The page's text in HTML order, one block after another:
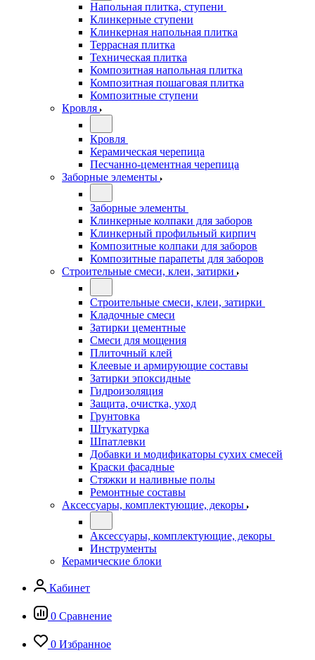
Напольная плитка, ступени
Клинкерные ступени
Клинкерная напольная плитка
Террасная плитка
Техническая плитка
Композитная напольная плитка
Композитная пошаговая плитка
Композитные ступени
Кровля
Кровля
Керамическая черепица
Песчанно-цементная черепица
Заборные элементы
Заборные элементы
Клинкерные колпаки для заборов
Клинкерный профильный кирпич
Композитные колпаки для заборов
Композитные парапеты для заборов
Строительные смеси, клеи, затирки
Строительные смеси, клеи, затирки
Кладочные смеси
Затирки цементные
Смеси для мощения
Плиточный клей
Клеевые и армирующие составы
Затирки эпоксидные
Гидроизоляция
Защита, очистка, уход
Грунтовка
Штукатурка
Шпатлевки
Добавки и модификаторы сухих смесей
Краски фасадные
Стяжки и наливные полы
Ремонтные составы
Аксессуары, комплектующие, декоры
Аксессуары, комплектующие, декоры
Инструменты
Керамические блоки
Кабинет
0 Сравнение
0 Избранное